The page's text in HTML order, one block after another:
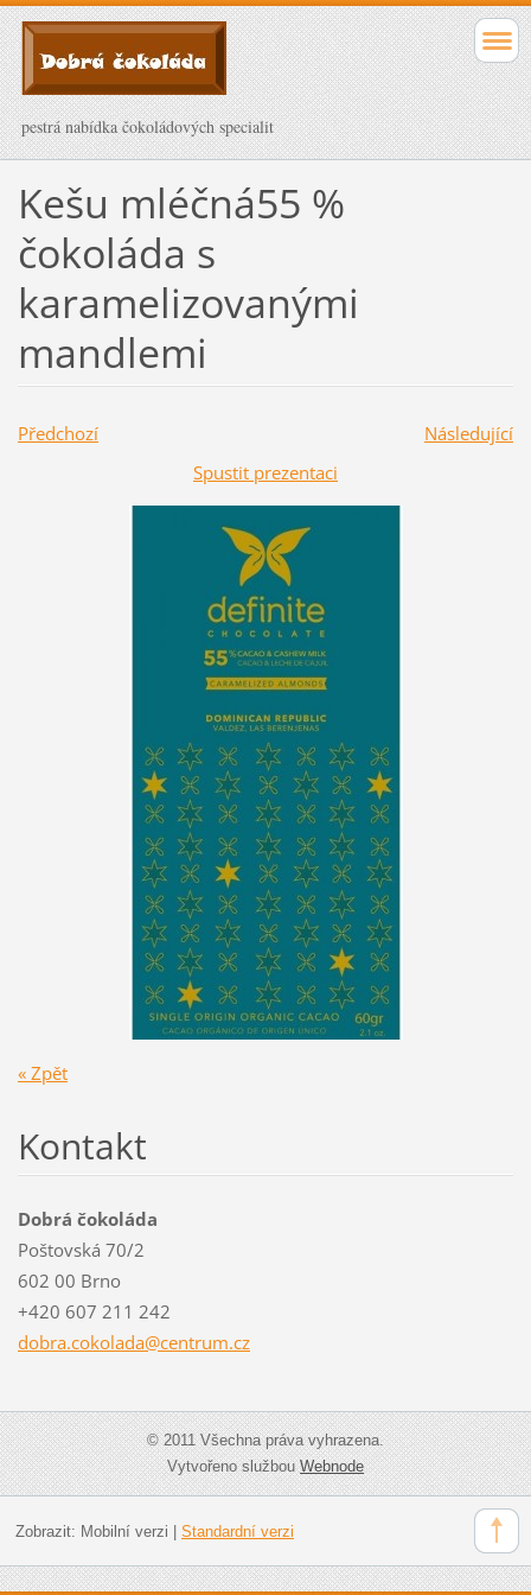
pestrá nabídka čokoládových specialit
Kešu mléčná55 %
čokoláda s
karamelizovanými
mandlemi
Předchozí
Následující
Spustit prezentaci
« Zpět
Kontakt
Dobrá čokoláda
Poštovská 70/2
602 00 Brno
+420 607 211 242
dobra.cokolada@centrum.cz
© 2011 Všechna práva vyhrazena.
Vytvořeno službouWebnode
Zobrazit: Mobilní verzi Standardní verzi